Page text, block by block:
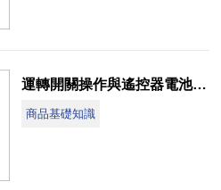
運轉開關操作與遙控器電池更換說明(CES9787WT-AH)
商品基礎知識